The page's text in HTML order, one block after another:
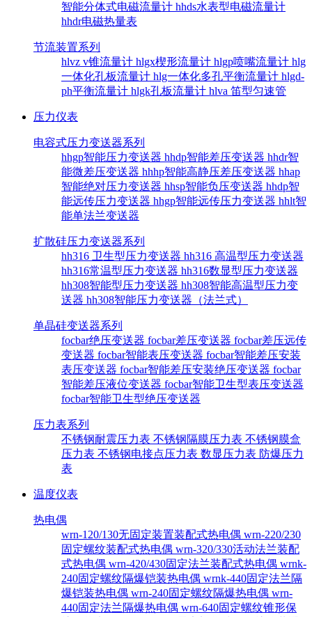
智能分体式电磁流量计 hhds水表型电磁流量计
hhdr电磁热量表
节流装置系列
hlvz v锥流量计 hlgx楔形流量计 hlgp喷嘴流量计 hlg
一体化孔板流量计 hlg一体化多孔平衡流量计 hlgd-
ph平衡流量计 hlgk孔板流量计 hlva 笛型匀速管
压力仪表
电容式压力变送器系列
hhgp智能压力变送器 hhdp智能差压变送器 hhdr智
能微差压变送器 hhhp智能高静压差压变送器 hhap
智能绝对压力变送器 hhsp智能负压变送器 hhdp智
能远传压力变送器 hhgp智能远传压力变送器 hhlt智
能单法兰变送器
扩散硅压力变送器系列
hh316 卫生型压力变送器 hh316 高温型压力变送器
hh316常温型压力变送器 hh316数显型压力变送器
hh308智能型压力变送器 hh308智能高温型压力变
送器 hh308智能压力变送器（法兰式）
单晶硅变送器系列
focbar绝压变送器 focbar差压变送器 focbar差压远传
变送器 focbar智能表压变送器 focbar智能差压安装
表压变送器 focbar智能差压安装绝压变送器 focbar
智能差压液位变送器 focbar智能卫生型表压变送器
focbar智能卫生型绝压变送器
压力表系列
不锈钢耐震压力表 不锈钢隔膜压力表 不锈钢膜盒
压力表 不锈钢电接点压力表 数显压力表 防爆压力
表
温度仪表
热电偶
wrn-120/130无固定装置装配式热电偶 wrn-220/230
固定螺纹装配式热电偶 wrn-320/330活动法兰装配
式热电偶 wrn-420/430固定法兰装配式热电偶 wrnk-
240固定螺纹隔爆铠装热电偶 wrnk-440固定法兰隔
爆铠装热电偶 wrn-240固定螺纹隔爆热电偶 wrn-
440固定法兰隔爆热电偶 wrn-640固定螺纹锥形保